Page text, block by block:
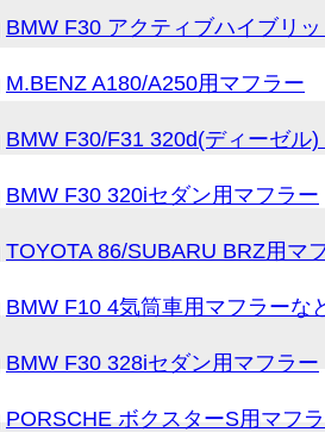
BMW F30 アクティブハイブリ
M.BENZ A180/A250用マフラー
BMW F30/F31 320d(ディーゼル
BMW F30 320iセダン用マフラー
TOYOTA 86/SUBARU BRZ用マ
BMW F10 4気筒車用マフラーな
BMW F30 328iセダン用マフラー
PORSCHE ボクスターS用マフ